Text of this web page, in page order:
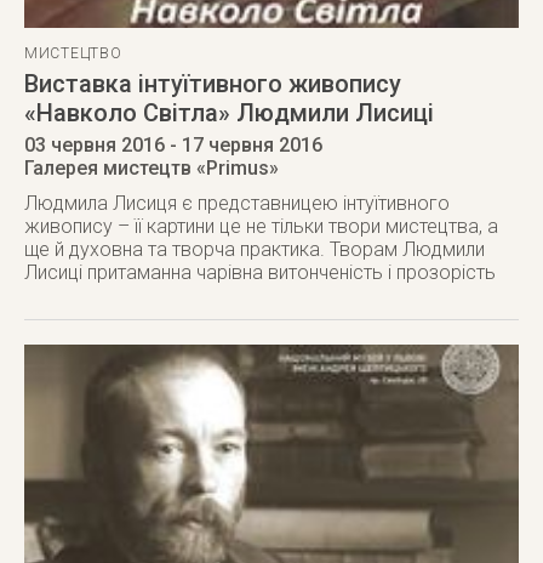
МИСТЕЦТВО
Виставка інтуїтивного живопису
«Навколо Світла» Людмили Лисиці
03 червня 2016 - 17 червня 2016
Галерея мистецтв «Primus»
Людмила Лисиця є представницею інтуїтивного
живопису – її картини це не тільки твори мистецтва, а
ще й духовна та творча практика. Творам Людмили
Лисиці притаманна чарівна витонченість і прозорість